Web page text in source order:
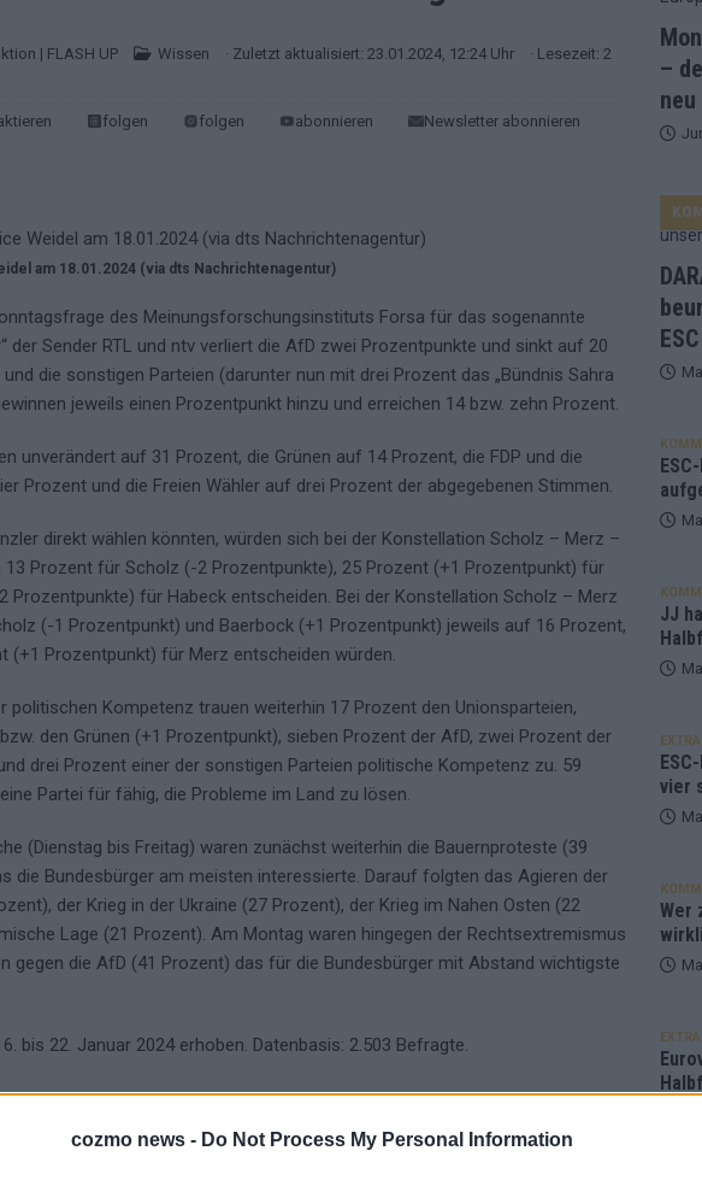
cozmo news - Do Not Process My Personal Information
Finale morgen: Finnland Favorit, Australien aufgestiegen – alle 25 Acts im Kurzcheck
„Douze Points“ – wie eine Zahl zur Ikone wurde: 70 Jahre ESC-Wertungsgeschichte!
Halbfinale 2: Das sagen die Wettquoten – vier sicher, sechs zittern, einer chancenlos!
DARA gewinnt verdient, Israel beunruhigend – unser Kommentar zum ESC 2026
| FLASH UP Wissen · Zuletzt aktualisiert: 23.01.2024, 12:24 Uhr
· Lesezeit: 2
folgen folgen abonnieren Newsletter abonnieren
am 18.01.2024 (via dts Nachrichtenagentur)
des Meinungsforschungsinstituts Forsa für das sogenannte
der Sender RTL und ntv verliert die AfD zwei Prozentpunkte und sinkt auf 20
und die sonstigen Parteien (darunter nun mit drei Prozent das „Bündnis Sahra
jeweils einen Prozentpunkt hinzu und erreichen 14 bzw. zehn Prozent.
unverändert auf 31 Prozent, die Grünen auf 14 Prozent, die FDP und die
Prozent und die Freien Wähler auf drei Prozent der abgegebenen Stimmen.
direkt wählen könnten, würden sich bei der Konstellation Scholz – Merz –
13 Prozent für Scholz (-2 Prozentpunkte), 25 Prozent (+1 Prozentpunkt) für
Prozentpunkte) für Habeck entscheiden. Bei der Konstellation Scholz – Merz
(-1 Prozentpunkt) und Baerbock (+1 Prozentpunkt) jeweils auf 16 Prozent,
(+1 Prozentpunkt) für Merz entscheiden würden.
politischen Kompetenz trauen weiterhin 17 Prozent den Unionsparteien,
den Grünen (+1 Prozentpunkt), sieben Prozent der AfD, zwei Prozent der
drei Prozent einer der sonstigen Parteien politische Kompetenz zu. 59
Partei für fähig, die Probleme im Land zu lösen.
(Dienstag bis Freitag) waren zunächst weiterhin die Bauernproteste (39
die Bundesbürger am meisten interessierte. Darauf folgten das Agieren der
der Krieg in der Ukraine (27 Prozent), der Krieg im Nahen Osten (22
Lage (21 Prozent). Am Montag waren hingegen der Rechtsextremismus
gegen die AfD (41 Prozent) das für die Bundesbürger mit Abstand wichtigste
bis 22. Januar 2024 erhoben. Datenbasis: 2.503 Befragte.
Nachrichtenagentur
WhatsApp-Kanal
–
neu
JJ
EXTRA
vier
Wer
EXTRA